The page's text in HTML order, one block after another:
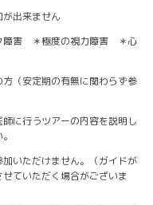
出来ません
障害 ＊極度の視力障害 ＊心
（安定期の有無に関わらず参
に行うツアーの内容を説明し
いただけません。（ガイドが
ていただく場合がございま